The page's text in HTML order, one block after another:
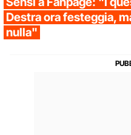
Destra ora festeggia,
nulla"